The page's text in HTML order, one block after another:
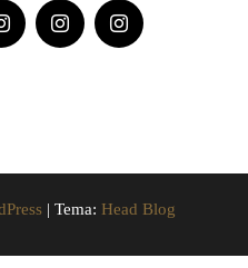
| Tema: Head Blog